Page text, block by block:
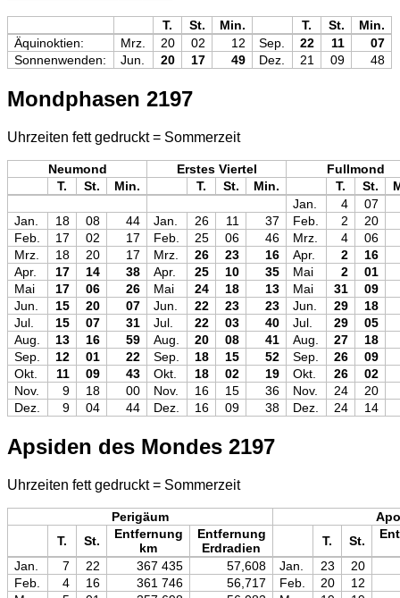
T. St. Min. T. St.
Min.
Äquinoktien:
Mrz. 20 02 12 Sep. 22 11
07
Sonnenwenden:
Jun. 20 17 49 Dez. 21 09 48
Mondphasen 2197
Uhrzeiten fett gedruckt = Sommerzeit
Neumond Erstes Viertel
Fullmond
T.
St. Min. T. St. Min. T. St.
Jan.
4
07
Jan.
18 08 44 Jan. 26 11 37 Feb. 2
20
Feb.
17 02 17 Feb. 25 06 46 Mrz. 4
06
Mrz.
18 20 17 Mrz. 26 23 16 Apr. 2
16
Apr.
17 14 38 Apr. 25 10 35 Mai 2
01
Mai
17 06 26 Mai 24 18 13 Mai 31
09
Jun.
15 20 07 Jun. 22 23 23 Jun. 29
18
Jul.
15 07 31 Jul. 22 03 40 Jul. 29
05
Aug.
13 16 59 Aug. 20 08 41 Aug. 27
18
Sep.
12 01 22 Sep. 18 15 52 Sep. 26
09
Okt.
11 09 43 Okt. 18 02 19 Okt. 26
02
Nov.
9 18 00 Nov. 16 15 36 Nov. 24
20
Dez.
9 04 44 Dez. 16 09 38 Dez. 24 14
Apsiden des Mondes 2197
Uhrzeiten fett gedruckt = Sommerzeit
Perigäum
T.
St.
Entfernung
km
Entfernung
Erdradien
T. St.
Jan. 7 22 367 435 57,608 Jan. 23
20
Feb.
4 16 361 746 56,717 Feb. 20
12